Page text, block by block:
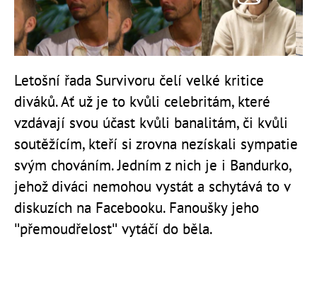
Letošní řada Survivoru čelí velké kritice
diváků. Ať už je to kvůli celebritám, které
vzdávají svou účast kvůli banalitám, či kvůli
soutěžícím, kteří si zrovna nezískali sympatie
svým chováním. Jedním z nich je i Bandurko,
jehož diváci nemohou vystát a schytává to v
diskuzích na Facebooku. Fanoušky jeho
"přemoudřelost" vytáčí do běla.